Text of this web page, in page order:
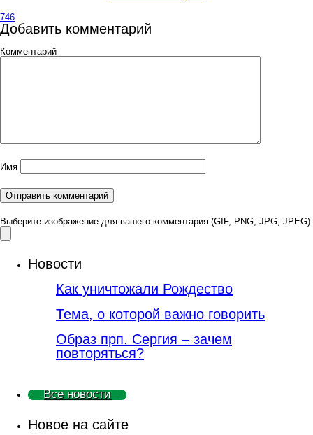
746
Добавить комментарий
Комментарий
Имя
Выберите изображение для вашего комментария (GIF, PNG, JPG, JPEG):
Новости
Как уничтожали Рождество
Тема, о которой важно говорить
Образ прп. Сергия – зачем
повторяться?
Все новости
Новое на сайте